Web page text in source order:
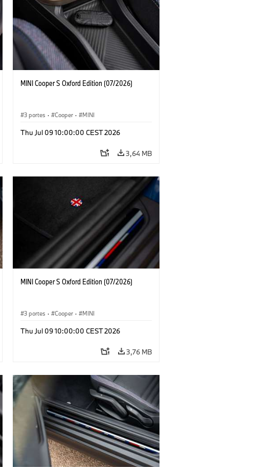
MINI Cooper S Oxford Edition (07/2026)
3 portes · Cooper · MINI
Thu Jul 09 10:00:00 CEST 2026
3,64 MB
MINI Cooper S Oxford Edition (07/2026)
3 portes · Cooper · MINI
Thu Jul 09 10:00:00 CEST 2026
3,76 MB